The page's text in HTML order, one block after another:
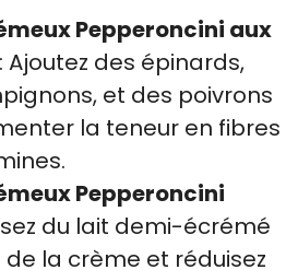
Pepperoncini aux
: Ajoutez des épinards,
et des poivrons
la teneur en fibres
Pepperoncini
du lait demi-écrémé
la crème et réduisez